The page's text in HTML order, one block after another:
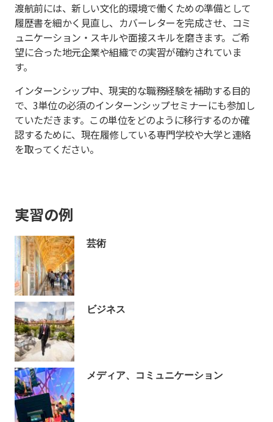
渡航前には、新しい文化的環境で働くための準備として
履歴書を細かく見直し、カバーレターを完成させ、コミ
ュニケーション・スキルや面接スキルを磨きます。ご希
望に合った地元企業や組織での実習が確約されていま
す。
インターンシップ中、現実的な職務経験を補助する目的
で、3単位の必須のインターンシップセミナーにも参加し
ていただきます。この単位をどのように移行するのか確
認するために、現在履修している専門学校や大学と連絡
を取ってください。
実習の例
芸術
ビジネス
メディア、コミュニケーション